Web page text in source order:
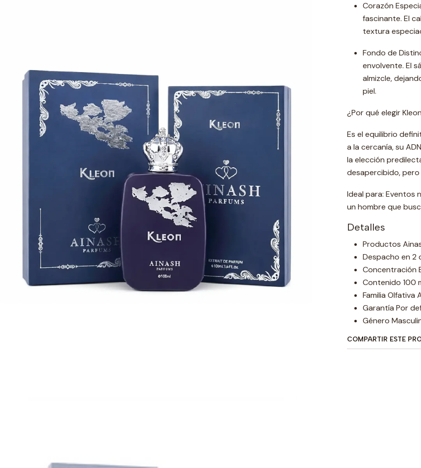
Corazón
fascinante. El
textura
Fondo de
envolvente. El
almizcle,
piel.
¿Por qué elegir
Es el equilibrio
a la cercanía, su
la elección
desapercibido,
Ideal para: Eventos
un hombre que
Detalles
Productos
Despacho en 2
Concentración
Contenido 100
Familia Olfativa
Garantía Por
Género
COMPARTIR ESTE